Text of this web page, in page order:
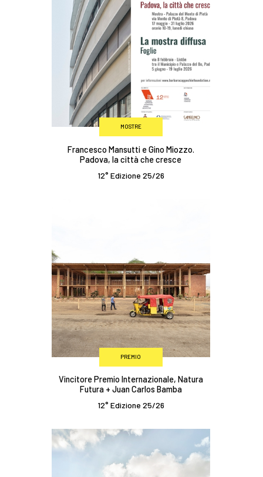
MOSTRE
Francesco Mansutti e Gino Miozzo.
Padova, la città che cresce
12° Edizione 25/26
PREMIO
Vincitore Premio Internazionale, Natura
Futura + Juan Carlos Bamba
12° Edizione 25/26